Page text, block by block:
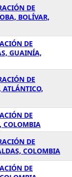
DE
BOLÍVAR,
DE
GUAINÍA,
DE
ATLÁNTICO,
DE
COLOMBIA
DE
COLOMBIA
DE